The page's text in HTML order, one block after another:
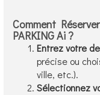
Comment
PARKING Ai ?
Entrez votre
précise ou
ville, etc.).
Sélectionnez